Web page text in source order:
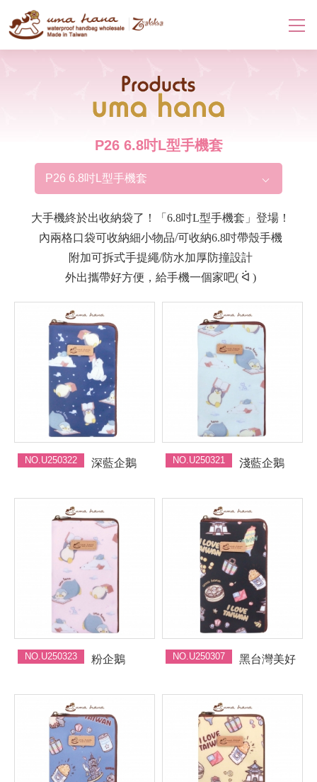
Products
P26 6.8吋L型手機套
P26 6.8吋L型手機套
大手機終於出收納袋了！「6.8吋L型手機套」登場！
內兩格口袋可收納細小物品/可收納6.8吋帶殼手機
附加可拆式手提繩/防水加厚防撞設計
外出攜帶好方便，給手機一個家吧( ᐛ )
NO.U250322 深藍企鵝 NO.U250321 淺藍企鵝
NO.U250323 粉企鵝 NO.U250307 黑台灣美好